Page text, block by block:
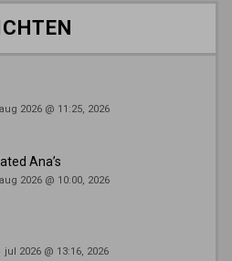
2026 @ 11:25, 2026
Ana’s
2026 @ 10:00, 2026
jul 2026 @ 13:16, 2026